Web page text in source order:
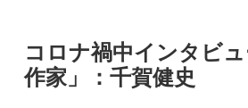
コロナ禍中インタビ
作家」：千賀健史